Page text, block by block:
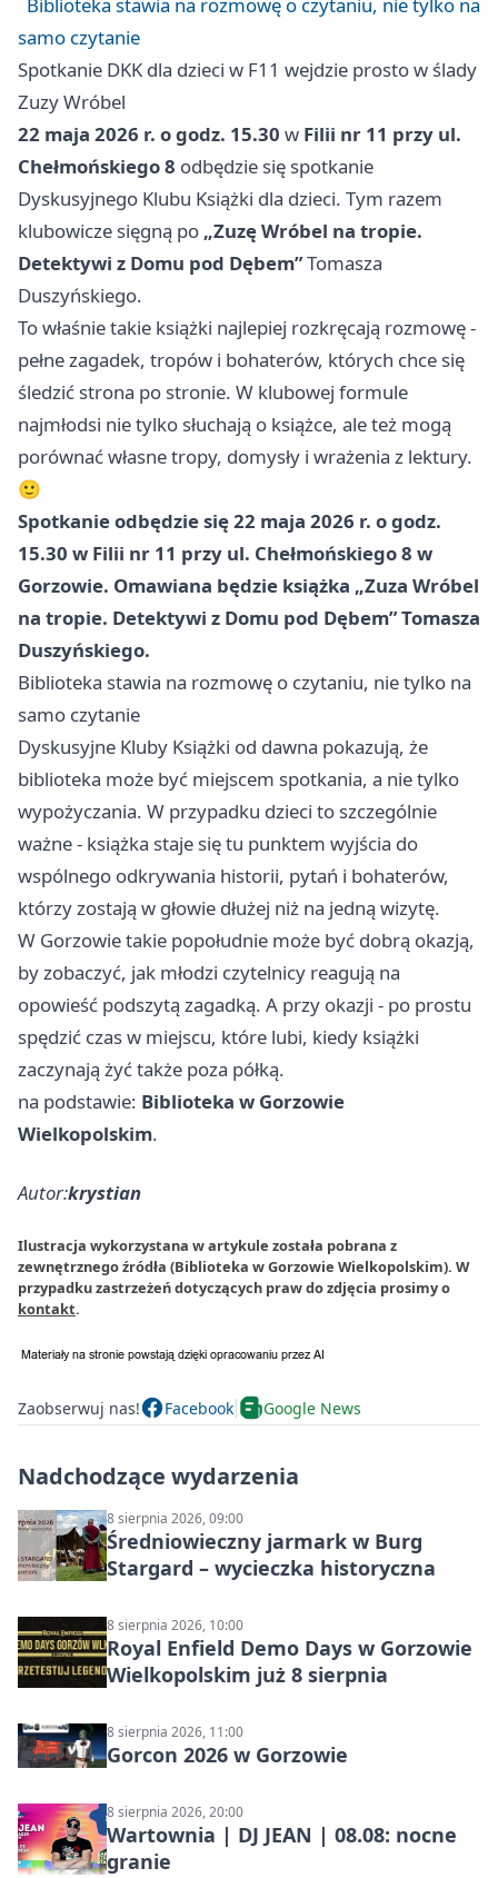
Biblioteka stawia na rozmowę o czytaniu, nie tylko na
samo czytanie
Spotkanie DKK dla dzieci w F11 wejdzie prosto w ślady
Zuzy Wróbel
22 maja 2026 r. o godz. 15.30 w Filii nr 11 przy ul.
Chełmońskiego 8 odbędzie się spotkanie
Dyskusyjnego Klubu Książki dla dzieci. Tym razem
klubowicze sięgną po „Zuzę Wróbel na tropie.
Detektywi z Domu pod Dębem”Tomasza
Duszyńskiego.
To właśnie takie książki najlepiej rozkręcają rozmowę -
pełne zagadek, tropów i bohaterów, których chce się
śledzić strona po stronie. W klubowej formule
najmłodsi nie tylko słuchają o książce, ale też mogą
porównać własne tropy, domysły i wrażenia z lektury.
🙂
Spotkanie odbędzie się 22 maja 2026 r. o godz.
15.30 w Filii nr 11 przy ul. Chełmońskiego 8 w
Gorzowie. Omawiana będzie książka „Zuza Wróbel
na tropie. Detektywi z Domu pod Dębem” Tomasza
Duszyńskiego.
Biblioteka stawia na rozmowę o czytaniu, nie tylko na
samo czytanie
Dyskusyjne Kluby Książki od dawna pokazują, że
biblioteka może być miejscem spotkania, a nie tylko
wypożyczania. W przypadku dzieci to szczególnie
ważne - książka staje się tu punktem wyjścia do
wspólnego odkrywania historii, pytań i bohaterów,
którzy zostają w głowie dłużej niż na jedną wizytę.
W Gorzowie takie popołudnie może być dobrą okazją,
by zobaczyć, jak młodzi czytelnicy reagują na
opowieść podszytą zagadką. A przy okazji - po prostu
spędzić czas w miejscu, które lubi, kiedy książki
zaczynają żyć także poza półką.
na podstawie: Biblioteka w Gorzowie
Wielkopolskim.
Autor:krystian
Ilustracja wykorzystana w artykule została pobrana z
zewnętrznego źródła (Biblioteka w Gorzowie Wielkopolskim). W
przypadku zastrzeżeń dotyczących praw do zdjęcia prosimy o
kontakt.
Zaobserwuj nas! Facebook Google News
Nadchodzące wydarzenia
8 sierpnia 2026, 09:00
Średniowieczny jarmark w Burg
Stargard – wycieczka historyczna
8 sierpnia 2026, 10:00
Royal Enfield Demo Days w Gorzowie
Wielkopolskim już 8 sierpnia
8 sierpnia 2026, 11:00
Gorcon 2026 w Gorzowie
8 sierpnia 2026, 20:00
Wartownia | DJ JEAN | 08.08: nocne
granie